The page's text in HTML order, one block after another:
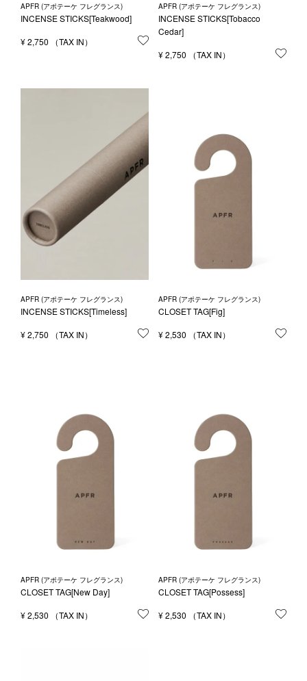
APFR (アポテーケ フレグランス)
INCENSE STICKS[Teakwood]
¥2,750
APFR (アポテーケ フレグランス)
INCENSE STICKS[Tobacco
Cedar]
¥2,750
APFR (アポテーケ フレグランス)
INCENSE STICKS[Timeless]
¥2,750 お気に入りに登録する
APFR (アポテーケ フレグランス)
CLOSET TAG[Fig]
¥2,530
APFR (アポテーケ フレグランス)
CLOSET TAG[New Day]
¥2,530 お気に入りに登録する
APFR (アポテーケ フレグランス)
CLOSET TAG[Possess]
¥2,530